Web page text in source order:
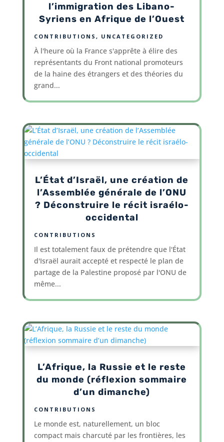
l’immigration des Libano-
Syriens en Afrique de l’Ouest
CONTRIBUTIONS , UNCATEGORIZED
À l'heure où la France s'apprête à élire des
représentants du Front national promoteurs
de la haine des étrangers et des théories du
grand...
L’État d’Israël, une création de
l’Assemblée générale de l’ONU
? Déconstruire le récit israélo-
occidental
CONTRIBUTIONS
Il est totalement faux de prétendre que l'État
d'Israël aurait accepté et respecté le plan de
partage de la Palestine proposé par l'ONU de
même...
L’Afrique, la Russie et le reste
du monde (réflexion sommaire
d’un dimanche)
CONTRIBUTIONS
Le monde est, naturellement, un bloc
compact mais charcuté par les frontières, les